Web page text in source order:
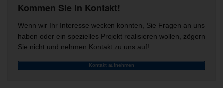
Kommen Sie in Kontakt!
Wenn wir Ihr Interesse wecken konnten, Sie Fragen an uns
haben oder ein spezielles Projekt realisieren wollen, zögern
Sie nicht und nehmen Kontakt zu uns auf!
Kontakt aufnehmen